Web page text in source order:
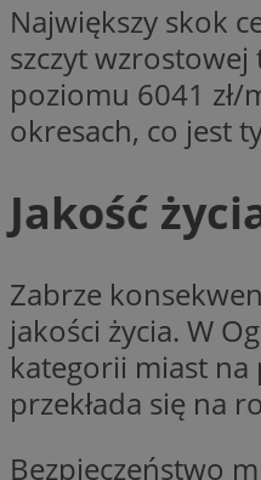
Największy skok
szczyt
poziomu 6041
okresach, co jest
Jakość
Zabrze
jakości życia. W
kategorii miast na
przekłada się na
Bezpieczeństwo